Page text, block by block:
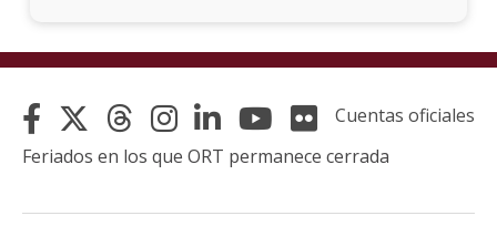
Cuentas oficiales
Feriados en los que ORT permanece cerrada